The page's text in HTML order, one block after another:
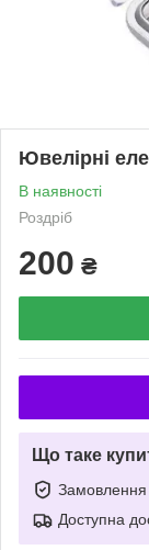
Ювелірні
В наявності
Роздріб
200 ₴
Що таке
Замовлення
Доступна